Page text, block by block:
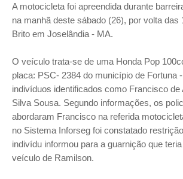
A motocicleta foi apreendida durante
na manhã deste sábado (26), por volta das
Brito em Joselândia - MA.
O veículo trata-se de uma Honda Pop
placa: PSC- 2384 do município de Fortuna
indivíduos identificados como Francisco de
Silva Sousa. Segundo informações, os
abordaram Francisco na referida
no Sistema Inforseg foi constatado
indivídu informou para a guarnição que
veículo de Ramilson.